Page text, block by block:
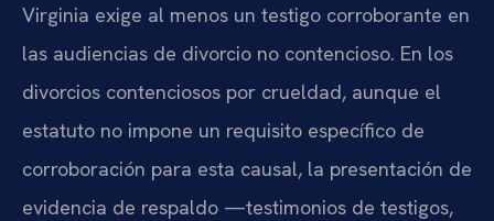
Virginia exige al menos un testigo corroborante en
las audiencias de divorcio no contencioso. En los
divorcios contenciosos por crueldad, aunque el
estatuto no impone un requisito específico de
corroboración para esta causal, la presentación de
evidencia de respaldo —testimonios de testigos,